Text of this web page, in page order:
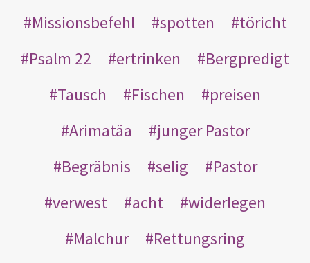
Missionsbefehl
spotten
töricht
Psalm 22
ertrinken
Bergpredigt
Tausch
Fischen
preisen
Arimatäa
junger Pastor
Begräbnis
selig
Pastor
verwest
acht
widerlegen
Malchur
Rettungsring